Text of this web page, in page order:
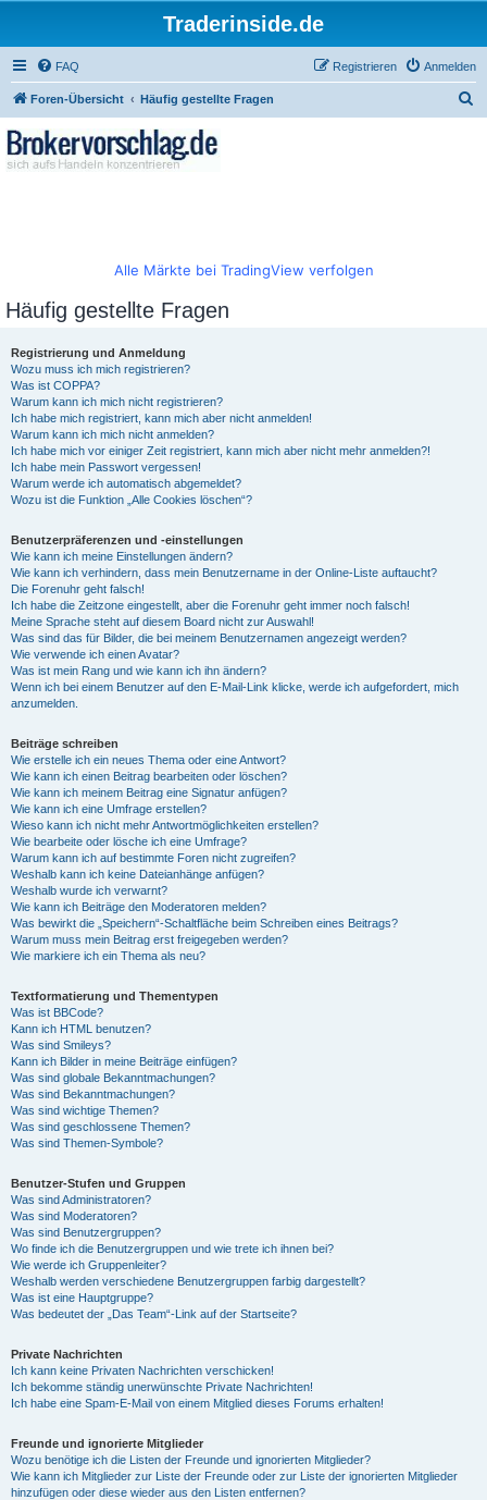
Traderinside.de
FAQ Anmelden
Registrieren
Foren-Übersicht Häufig gestellte Fragen
Alle Märkte bei TradingView verfolgen
Häufig gestellte Fragen
Registrierung und Anmeldung
Wozu muss ich mich registrieren?
Was ist COPPA?
Warum kann ich mich nicht registrieren?
Ich habe mich registriert, kann mich aber nicht anmelden!
Warum kann ich mich nicht anmelden?
Ich habe mich vor einiger Zeit registriert, kann mich aber nicht mehr anmelden?!
Ich habe mein Passwort vergessen!
Warum werde ich automatisch abgemeldet?
Wozu ist die Funktion „Alle Cookies löschen“?
Benutzerpräferenzen und -einstellungen
Wie kann ich meine Einstellungen ändern?
Wie kann ich verhindern, dass mein Benutzername in der Online-Liste auftaucht?
Die Forenuhr geht falsch!
Ich habe die Zeitzone eingestellt, aber die Forenuhr geht immer noch falsch!
Meine Sprache steht auf diesem Board nicht zur Auswahl!
Was sind das für Bilder, die bei meinem Benutzernamen angezeigt werden?
Wie verwende ich einen Avatar?
Was ist mein Rang und wie kann ich ihn ändern?
Wenn ich bei einem Benutzer auf den E-Mail-Link klicke, werde ich aufgefordert, mich
anzumelden.
Beiträge schreiben
Wie erstelle ich ein neues Thema oder eine Antwort?
Wie kann ich einen Beitrag bearbeiten oder löschen?
Wie kann ich meinem Beitrag eine Signatur anfügen?
Wie kann ich eine Umfrage erstellen?
Wieso kann ich nicht mehr Antwortmöglichkeiten erstellen?
Wie bearbeite oder lösche ich eine Umfrage?
Warum kann ich auf bestimmte Foren nicht zugreifen?
Weshalb kann ich keine Dateianhänge anfügen?
Weshalb wurde ich verwarnt?
Wie kann ich Beiträge den Moderatoren melden?
Was bewirkt die „Speichern“-Schaltfläche beim Schreiben eines Beitrags?
Warum muss mein Beitrag erst freigegeben werden?
Wie markiere ich ein Thema als neu?
Textformatierung und Thementypen
Was ist BBCode?
Kann ich HTML benutzen?
Was sind Smileys?
Kann ich Bilder in meine Beiträge einfügen?
Was sind globale Bekanntmachungen?
Was sind Bekanntmachungen?
Was sind wichtige Themen?
Was sind geschlossene Themen?
Was sind Themen-Symbole?
Benutzer-Stufen und Gruppen
Was sind Administratoren?
Was sind Moderatoren?
Was sind Benutzergruppen?
Wo finde ich die Benutzergruppen und wie trete ich ihnen bei?
Wie werde ich Gruppenleiter?
Weshalb werden verschiedene Benutzergruppen farbig dargestellt?
Was ist eine Hauptgruppe?
Was bedeutet der „Das Team“-Link auf der Startseite?
Private Nachrichten
Ich kann keine Privaten Nachrichten verschicken!
Ich bekomme ständig unerwünschte Private Nachrichten!
Ich habe eine Spam-E-Mail von einem Mitglied dieses Forums erhalten!
Freunde und ignorierte Mitglieder
Wozu benötige ich die Listen der Freunde und ignorierten Mitglieder?
Wie kann ich Mitglieder zur Liste der Freunde oder zur Liste der ignorierten Mitglieder
hinzufügen oder diese wieder aus den Listen entfernen?